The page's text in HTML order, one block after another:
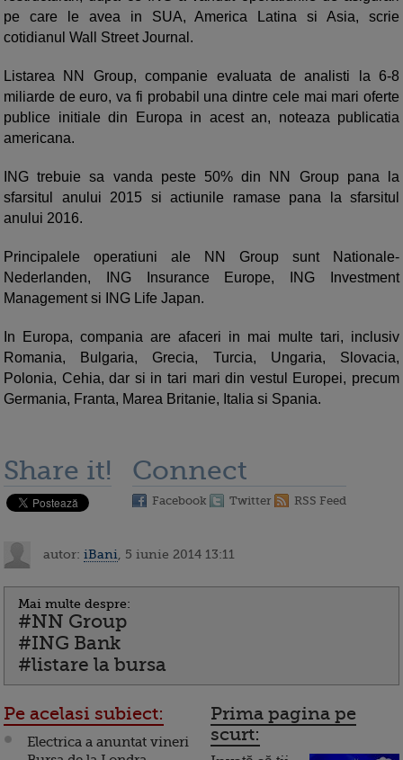
pe care le avea in SUA, America Latina si Asia, scrie
cotidianul Wall Street Journal.
Listarea NN Group, companie evaluata de analisti la 6-8
miliarde de euro, va fi probabil una dintre cele mai mari oferte
publice initiale din Europa in acest an, noteaza publicatia
americana.
ING trebuie sa vanda peste 50% din NN Group pana la
sfarsitul anului 2015 si actiunile ramase pana la sfarsitul
anului 2016.
Principalele operatiuni ale NN Group sunt Nationale-
Nederlanden, ING Insurance Europe, ING Investment
Management si ING Life Japan.
In Europa, compania are afaceri in mai multe tari, inclusiv
Romania, Bulgaria, Grecia, Turcia, Ungaria, Slovacia,
Polonia, Cehia, dar si in tari mari din vestul Europei, precum
Germania, Franta, Marea Britanie, Italia si Spania.
Share it! Connect
Facebook Twitter RSS Feed
autor: iBani , 5 iunie 2014 13:11
Mai multe despre:
#NN Group
#ING Bank
#listare la bursa
Pe acelasi subiect:
Electrica a anuntat vineri
Prima pagina pe
scurt: